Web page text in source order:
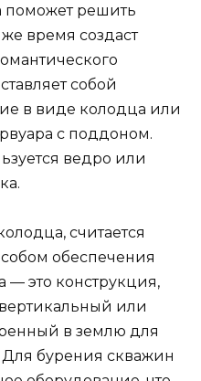
поможет решить
время создаст
собой
в виде колодца или
с поддоном.
ведро или
считается
обеспечения
— это конструкция,
или
в землю для
бурения скважин